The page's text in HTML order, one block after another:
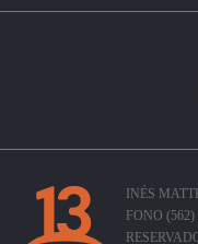
INÉS
FONO